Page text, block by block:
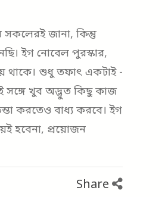
সকলেরই জানা, কিন্তু
ইগ নোবেল পুরস্কার,
থাকে। শুধু তফাৎ একটাই -
সঙ্গে খুব অদ্ভুত কিছু কাজ
করতেও বাধ্য করবে। ইগ
হবেনা, প্রয়োজন
Share